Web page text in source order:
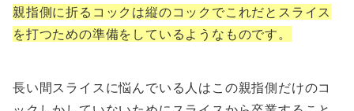
親指側に折るコックは縦のコックでこれだとスライス
を打つための準備をしているようなものです。
長い間スライスに悩んでいる人はこの親指側だけのコ